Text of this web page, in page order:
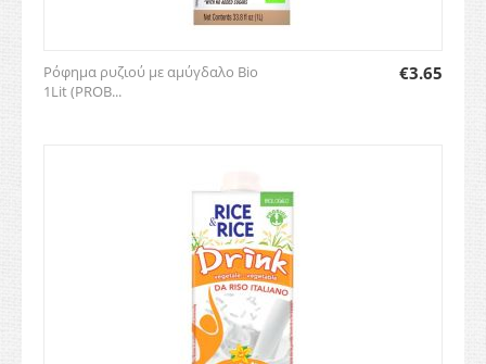
Ρόφημα ρυζιού με αμύγδαλο Bio
1Lit (PROB...
€3.65